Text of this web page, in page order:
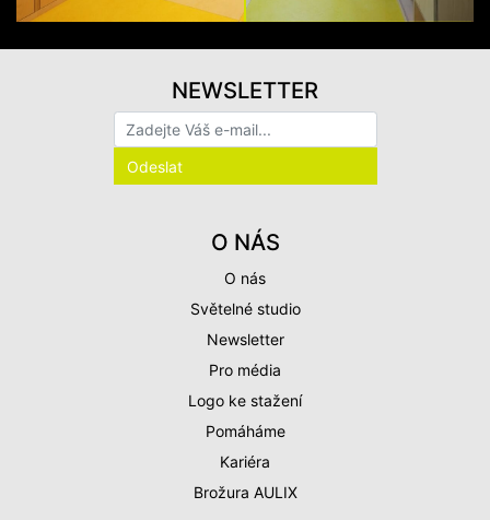
O NÁS
O nás
Světelné studio
Newsletter
Pro média
Logo ke stažení
Pomáháme
Kariéra
Brožura AULIX
NEWSLETTER